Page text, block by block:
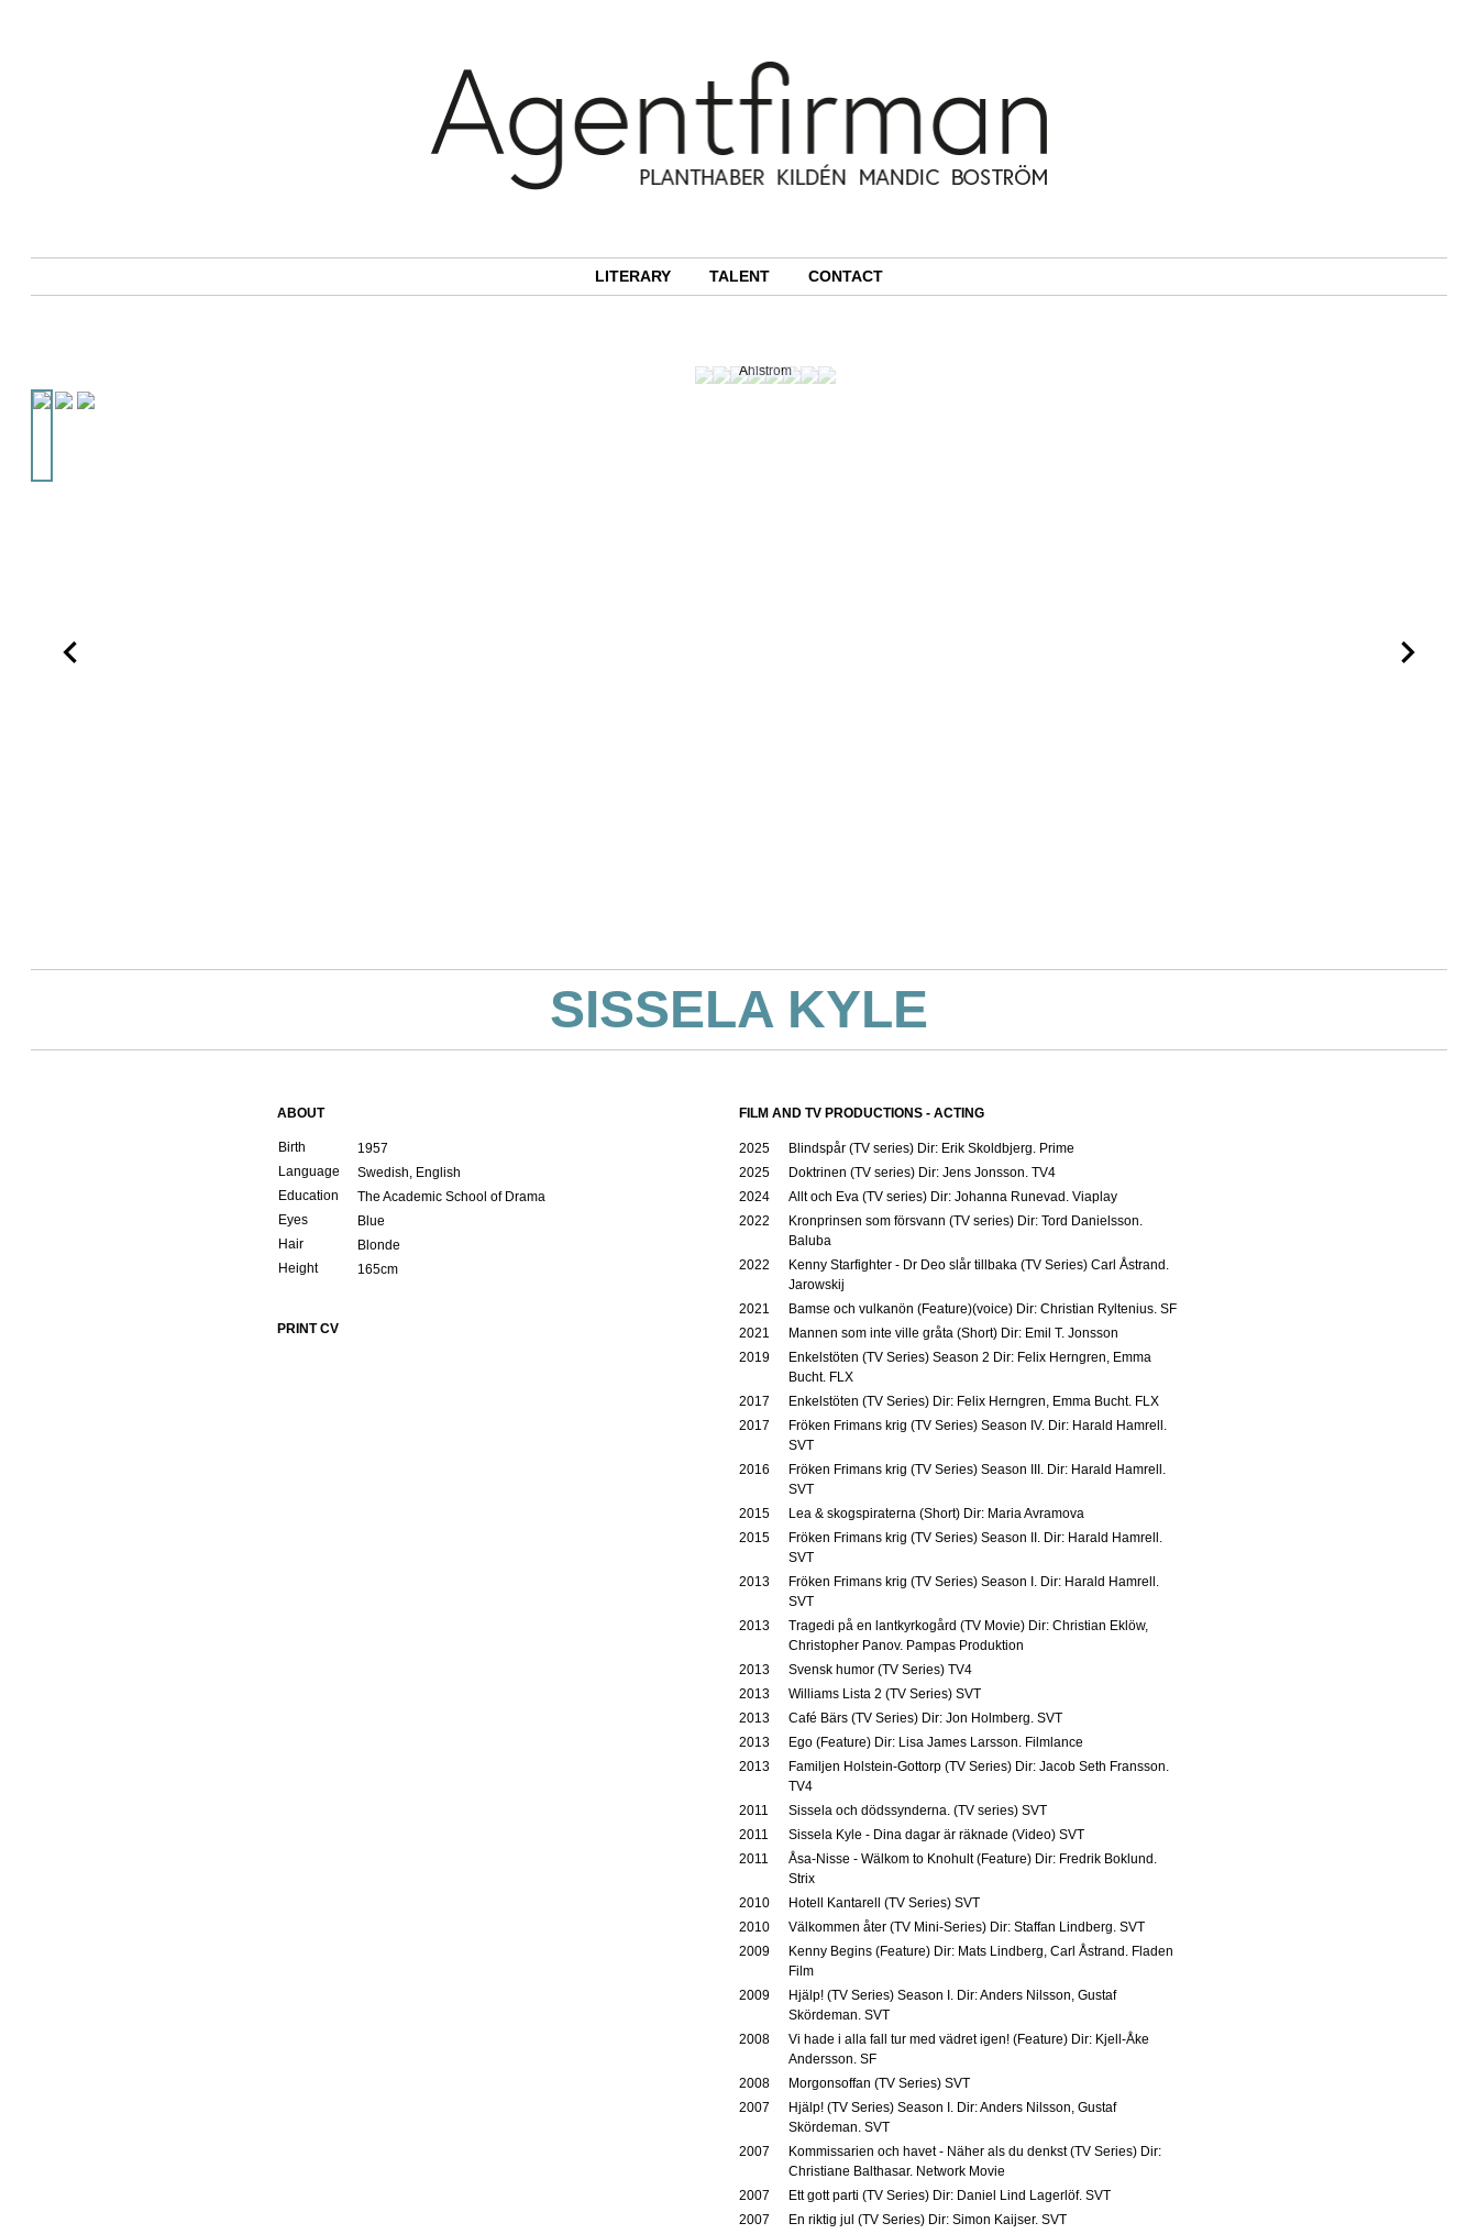
LITERARY TALENT CONTACT
chevron_left
Ahlström
chevron_right
SISSELA KYLE
ABOUT
Birth
1957
Language
Swedish, English
Education
The Academic School of Drama
Eyes
Blue
Hair
Blonde
Height
165cm
PRINT CV
FILM AND TV PRODUCTIONS - ACTING
2025
Blindspår (TV series) Dir: Erik Skoldbjerg. Prime
2025
Doktrinen (TV series) Dir: Jens Jonsson. TV4
2024
Allt och Eva (TV series) Dir: Johanna Runevad. Viaplay
2022
Kronprinsen som försvann (TV series) Dir: Tord Danielsson.
Baluba
2022
Kenny Starfighter - Dr Deo slår tillbaka (TV Series) Carl Åstrand.
Jarowskij
2021
Bamse och vulkanön (Feature)(voice) Dir: Christian Ryltenius. SF
2021
Mannen som inte ville gråta (Short) Dir: Emil T. Jonsson
2019
Enkelstöten (TV Series) Season 2 Dir: Felix Herngren, Emma
Bucht. FLX
2017
Enkelstöten (TV Series) Dir: Felix Herngren, Emma Bucht. FLX
2017
Fröken Frimans krig (TV Series) Season IV. Dir: Harald Hamrell.
SVT
2016
Fröken Frimans krig (TV Series) Season III. Dir: Harald Hamrell.
SVT
2015
Lea & skogspiraterna (Short) Dir: Maria Avramova
2015
Fröken Frimans krig (TV Series) Season II. Dir: Harald Hamrell.
SVT
2013
Fröken Frimans krig (TV Series) Season I. Dir: Harald Hamrell.
SVT
2013
Tragedi på en lantkyrkogård (TV Movie) Dir: Christian Eklöw,
Christopher Panov. Pampas Produktion
2013
Svensk humor (TV Series) TV4
2013
Williams Lista 2 (TV Series) SVT
2013
Café Bärs (TV Series) Dir: Jon Holmberg. SVT
2013
Ego (Feature) Dir: Lisa James Larsson. Filmlance
2013
Familjen Holstein-Gottorp (TV Series) Dir: Jacob Seth Fransson.
TV4
2011
Sissela och dödssynderna. (TV series) SVT
2011
Sissela Kyle - Dina dagar är räknade (Video) SVT
2011
Åsa-Nisse - Wälkom to Knohult (Feature) Dir: Fredrik Boklund.
Strix
2010
Hotell Kantarell (TV Series) SVT
2010
Välkommen åter (TV Mini-Series) Dir: Staffan Lindberg. SVT
2009
Kenny Begins (Feature) Dir: Mats Lindberg, Carl Åstrand. Fladen
Film
2009
Hjälp! (TV Series) Season I. Dir: Anders Nilsson, Gustaf
Skördeman. SVT
2008
Vi hade i alla fall tur med vädret igen! (Feature) Dir: Kjell-Åke
Andersson. SF
2008
Morgonsoffan (TV Series) SVT
2007
Hjälp! (TV Series) Season I. Dir: Anders Nilsson, Gustaf
Skördeman. SVT
2007
Kommissarien och havet - Näher als du denkst (TV Series) Dir:
Christiane Balthasar. Network Movie
2007
Ett gott parti (TV Series) Dir: Daniel Lind Lagerlöf. SVT
2007
En riktig jul (TV Series) Dir: Simon Kaijser. SVT